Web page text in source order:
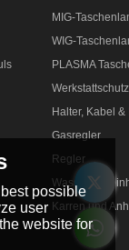
MIG-
WIG-
PLASMA
Werkstattschutz
Halter, Kabel
Gasregler
Regler
Karren und
possible
user
website for